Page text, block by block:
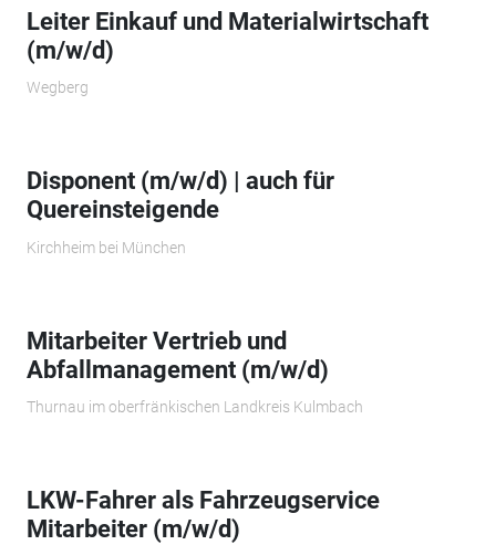
Leiter Einkauf und Materialwirtschaft
(m/w/d)
Wegberg
Disponent (m/w/d) | auch für
Quereinsteigende
Kirchheim bei München
Mitarbeiter Vertrieb und
Abfallmanagement (m/w/d)
Thurnau im oberfränkischen Landkreis Kulmbach
LKW-Fahrer als Fahrzeugservice
Mitarbeiter (m/w/d)